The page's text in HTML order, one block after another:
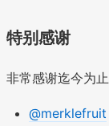
特别感谢
非常感谢迄今为
@merklefruit